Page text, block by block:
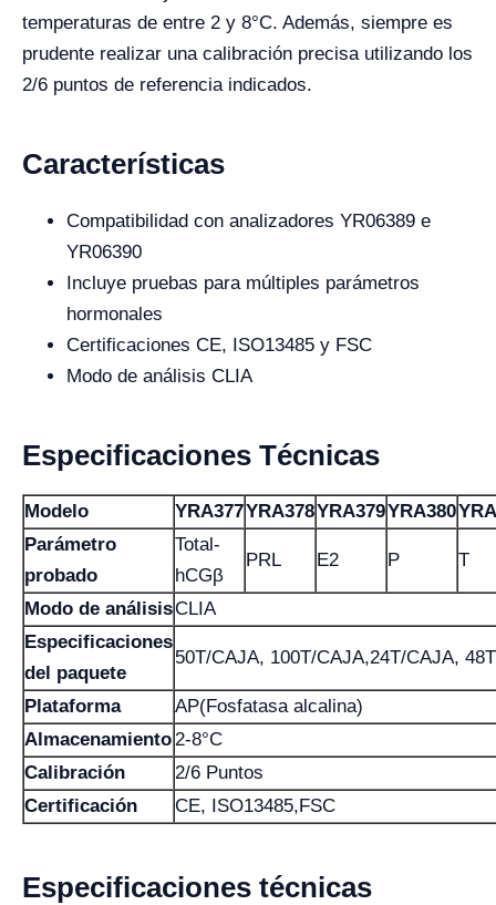
temperaturas de entre 2 y 8°C. Además, siempre es
prudente realizar una calibración precisa utilizando los
2/6 puntos de referencia indicados.
Características
Compatibilidad con analizadores YR06389 e
YR06390
Incluye pruebas para múltiples parámetros
hormonales
Certificaciones CE, ISO13485 y FSC
Modo de análisis CLIA
Especificaciones Técnicas
Modelo YRA377YRA378YRA379YRA380
Parámetro
probado
Total-
hCGβ
PRL E2 P T
Modo de análisisCLIA
Especificaciones
del paquete
50T/CAJA, 100T/CAJA,24T/CAJA,
Plataforma
AP(Fosfatasa alcalina)
Almacenamiento2-8°C
Calibración
2/6 Puntos
Certificación
CE, ISO13485,FSC
Especificaciones técnicas